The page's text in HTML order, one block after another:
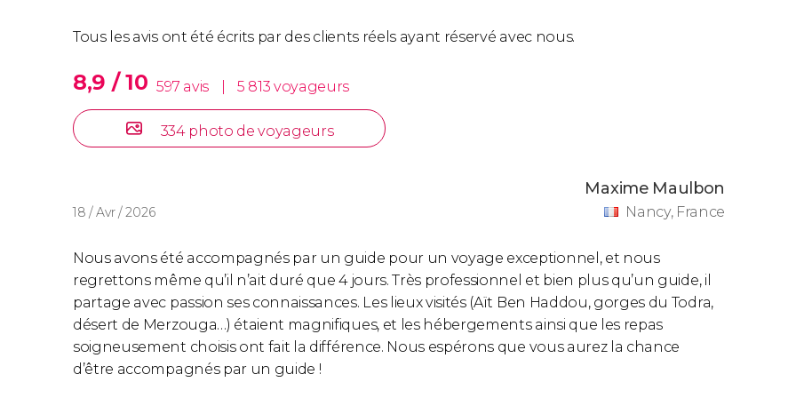
Excursion de 4 jours se terminant à Fès
Si vous le souhaitez, vous pouvez faire l'
excursion de 4 jours dans le désert de Merzouga se
terminant à Fès
Excursion de 2 ou 3 jours dans le désert
d’œil à l’ excursion de 2 jours au désert de Zagoraet à l’excursion de 3 jours au désert
de Merzouga .
Excursion privée
Tous les avis ont été écrits par des clients réels ayant réservé avec nous.
8,9 / 10 597 avis 5 813 voyageurs
334 photo de voyageurs
18 / Avr / 2026
Maxime Maulbon
Nancy, France
Nous avons été accompagnés par un guide pour un voyage exceptionnel, et nous
regrettons même qu’il n’ait duré que 4 jours. Très professionnel et bien plus qu’un guide, il
partage avec passion ses connaissances. Les lieux visités (Aït Ben Haddou, gorges du Todra,
désert de Merzouga…) étaient magnifiques, et les hébergements ainsi que les repas
soigneusement choisis ont fait la différence. Nous espérons que vous aurez la chance
d’être accompagnés par un guide !